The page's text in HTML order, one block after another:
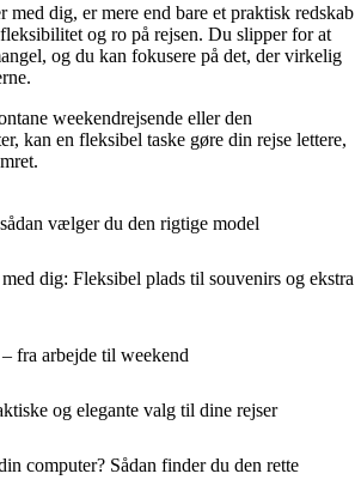
med dig, er mere end bare et praktisk redskab
og ro på rejsen. Du slipper for at
og du kan fokusere på det, der virkelig
weekendrejsende eller den
kan en fleksibel taske gøre din rejse lettere,
vælger du den rigtige model
dig: Fleksibel plads til souvenirs og ekstra
fra arbejde til weekend
og elegante valg til dine rejser
computer? Sådan finder du den rette